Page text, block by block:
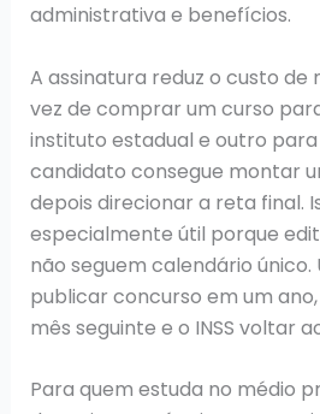
administrativa e benefícios.
A assinatura reduz o custo de
vez de comprar um curso
instituto estadual e outro
candidato consegue montar
depois direcionar a reta final.
especialmente útil porque
não seguem calendário
publicar concurso em um
mês seguinte e o INSS voltar
Para quem estuda no médio